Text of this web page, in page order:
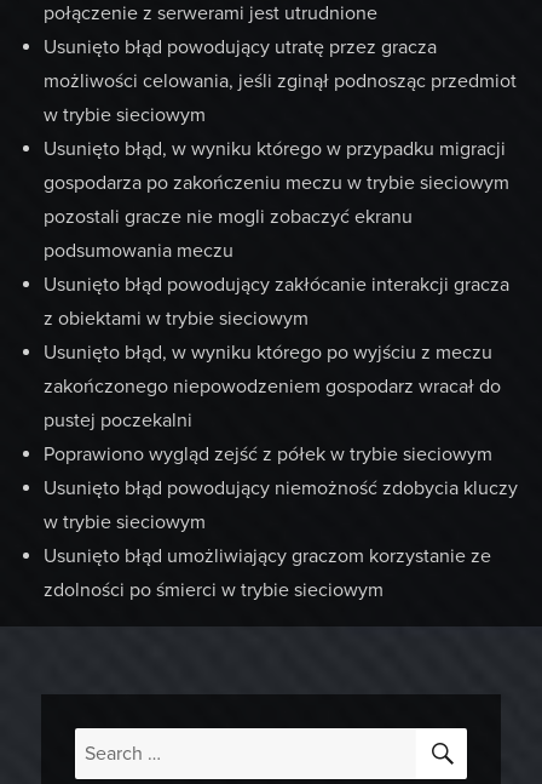
połączenie z serwerami jest utrudnione
Usunięto błąd powodujący utratę przez gracza
możliwości celowania, jeśli zginął podnosząc przedmiot
w trybie sieciowym
Usunięto błąd, w wyniku którego w przypadku migracji
gospodarza po zakończeniu meczu w trybie sieciowym
pozostali gracze nie mogli zobaczyć ekranu
podsumowania meczu
Usunięto błąd powodujący zakłócanie interakcji gracza
z obiektami w trybie sieciowym
Usunięto błąd, w wyniku którego po wyjściu z meczu
zakończonego niepowodzeniem gospodarz wracał do
pustej poczekalni
Poprawiono wygląd zejść z półek w trybie sieciowym
Usunięto błąd powodujący niemożność zdobycia kluczy
w trybie sieciowym
Usunięto błąd umożliwiający graczom korzystanie ze
zdolności po śmierci w trybie sieciowym
Search
for: